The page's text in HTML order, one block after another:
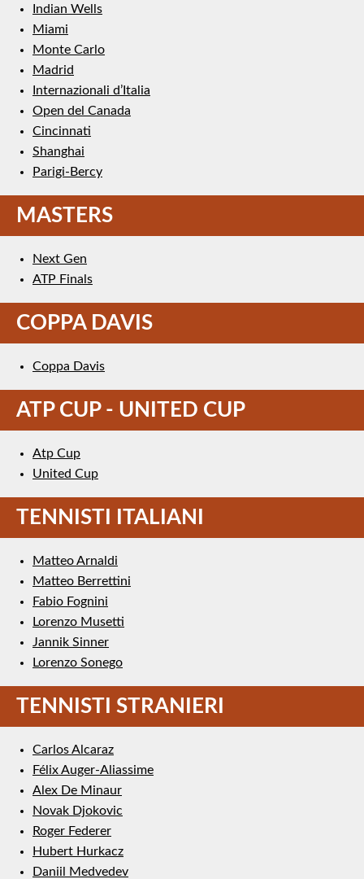
Indian Wells
Miami
Monte Carlo
Madrid
Internazionali d’Italia
Open del Canada
Cincinnati
Shanghai
Parigi-Bercy
MASTERS
Next Gen
ATP Finals
COPPA DAVIS
Coppa Davis
ATP CUP - UNITED CUP
Atp Cup
United Cup
TENNISTI ITALIANI
Matteo Arnaldi
Matteo Berrettini
Fabio Fognini
Lorenzo Musetti
Jannik Sinner
Lorenzo Sonego
TENNISTI STRANIERI
Carlos Alcaraz
Félix Auger-Aliassime
Alex De Minaur
Novak Djokovic
Roger Federer
Hubert Hurkacz
Daniil Medvedev